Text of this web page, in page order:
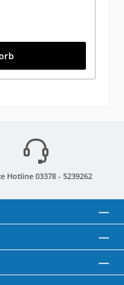
Hotline 03378 - 5239262